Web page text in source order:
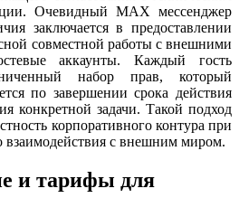
Очевидный MAX мессенджер
заключается в предоставлении
совместной работы с внешними
аккаунты. Каждый гость
набор прав, который
по завершении срока действия
конкретной задачи. Такой подход
корпоративного контура при
взаимодействия с внешним миром.
и тарифы для